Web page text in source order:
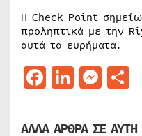
Η Check Point
προληπτικά με την
αυτά τα ευρήματα.
Facebook
ΑΛΛΑ ΑΡΘΡΑ ΣΕ ΑΥΤΗ